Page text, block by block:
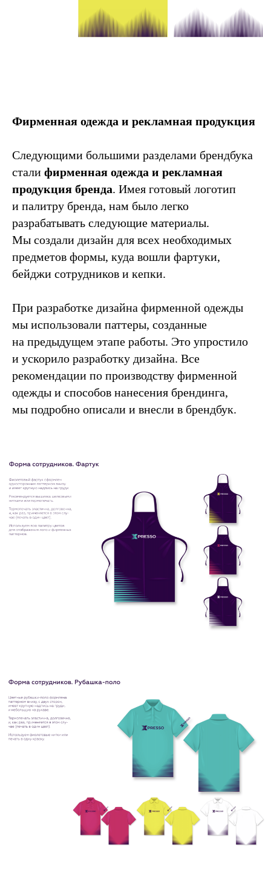
Фирменная одежда и рекламная продукция
Следующими большими разделами брендбука
стали фирменная одежда и рекламная
продукция бренда. Имея готовый логотип
и палитру бренда, нам было легко
разрабатывать следующие материалы.
Мы создали дизайн для всех необходимых
предметов формы, куда вошли фартуки,
бейджи сотрудников и кепки.
При разработке дизайна фирменной одежды
мы использовали паттеры, созданные
на предыдущем этапе работы. Это упростило
и ускорило разработку дизайна. Все
рекомендации по производству фирменной
одежды и способов нанесения брендинга,
мы подробно описали и внесли в брендбук.